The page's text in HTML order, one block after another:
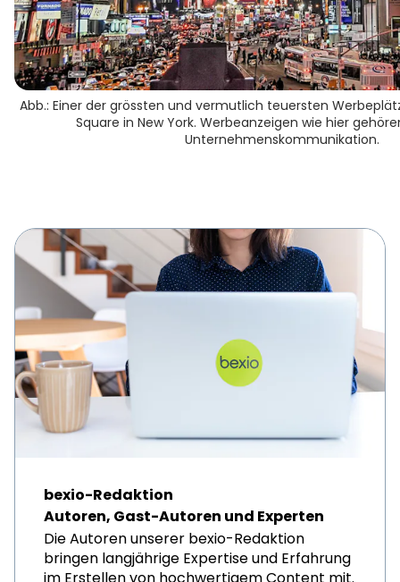
Abb.: Einer der grössten und vermutlich teuersten
Square in New York. Werbeanzeigen wie hier
Unternehmenskommunikation.
bexio-Redaktion
Autoren, Gast-Autoren und Experten
Die Autoren unserer bexio-Redaktion
bringen langjährige Expertise und Erfahrung
im Erstellen von hochwertigem Content mit.